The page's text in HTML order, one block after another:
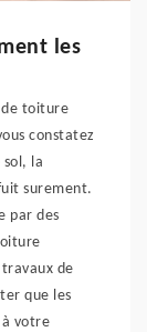
les
de toiture
constatez
la
surement.
par des
travaux de
que les
à votre